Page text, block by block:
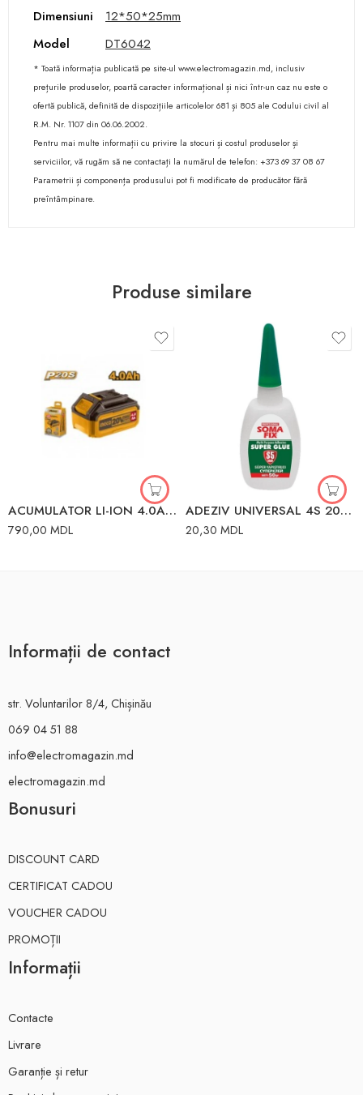
Dimensiuni
12*50*25mm
Model
DT6042
* Toată informația publicată pe site-ul www.electromagazin.md, inclusiv
prețurile produselor, poartă caracter informațional și nici într-un caz nu este o
ofertă publică, definită de dispozițiile articolelor 681 și 805 ale Codului civil al
R.M. Nr. 1107 din 06.06.2002.
Pentru mai multe informații cu privire la stocuri și costul produselor și
serviciilor, vă rugăm să ne contactați la numărul de telefon: +373 69 37 08 67
Parametrii și componența produsului pot fi modificate de producător fără
preîntâmpinare.
Produse similare
ACUMULATOR LI-ION 4.0Ah 20V INGCO
790,00 MDL
ADEZIV UNIVERSAL 4S 20g SOMAFIX 80061
20,30 MDL
Informații de contact
str. Voluntarilor 8/4, Chișinău
069 04 51 88
info@electromagazin.md
electromagazin.md
Bonusuri
DISCOUNT CARD
CERTIFICAT CADOU
VOUCHER CADOU
PROMOȚII
Informații
Contacte
Livrare
Garanție și retur